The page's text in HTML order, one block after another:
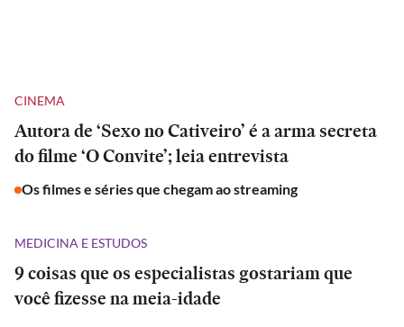
CINEMA
Autora de ‘Sexo no Cativeiro’ é a arma secreta
do filme ‘O Convite’; leia entrevista
Os filmes e séries que chegam ao streaming
MEDICINA E ESTUDOS
9 coisas que os especialistas gostariam que
você fizesse na meia-idade